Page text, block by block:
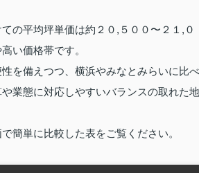
の平均坪単価は約２０,５００〜２１,０
い価格帯です。
を備えつつ、横浜やみなとみらいに比べ
業態に対応しやすいバランスの取れた地
簡単に比較した表をご覧ください。